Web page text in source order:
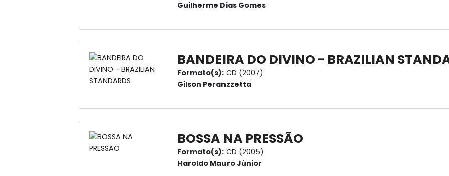
Guilherme Dias Gomes
BANDEIRA DO DIVINO - BRAZILIAN
Formato(s): CD (2007)
Gilson Peranzzetta
BOSSA NA PRESSÃO
Formato(s): CD (2005)
Haroldo Mauro Júnior